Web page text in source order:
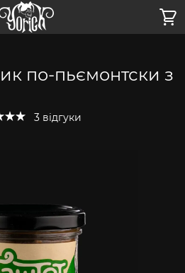
по-пьємонтски з
3 відгуки